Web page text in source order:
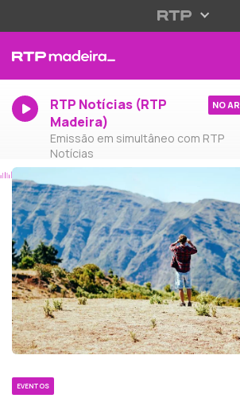
RTP Notícias (RTP
Madeira)
Emissão em simultâneo com RTP
Notícias
NO AR
EVENTOS